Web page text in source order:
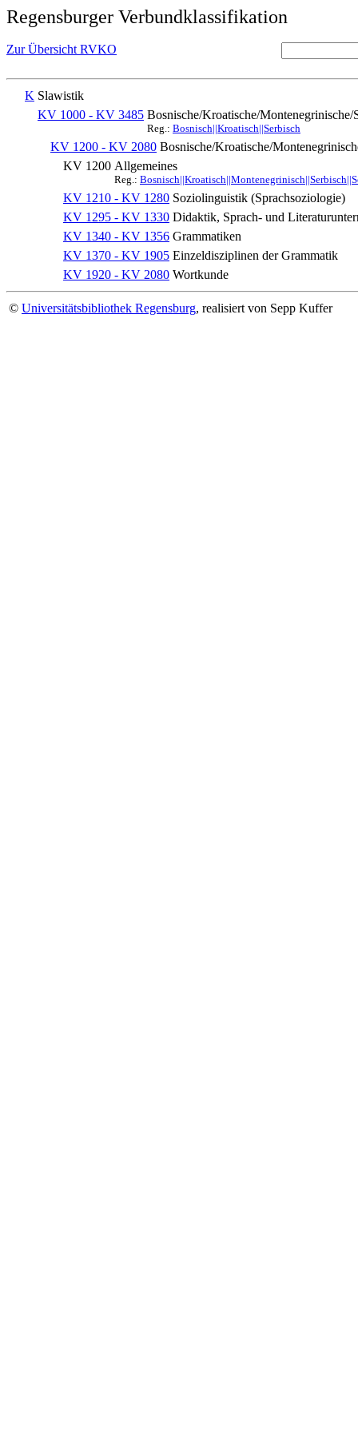
Regensburger Verbundklassifikation
Zur Übersicht RVKO
K Slawistik
KV 1000 - KV 3485 Bosnische/Kroatische/Montenegrinische/
Reg.: Bosnisch||Kroatisch||Serbisch
KV 1200 - KV 2080 Bosnische/Kroatische/
KV 1200 Allgemeines
Reg.:
KV 1210 - KV 1280 Soziolinguistik (Sprachsoziologie)
KV 1295 - KV 1330 Didaktik, Sprach- und
KV 1340 - KV 1356 Grammatiken
KV 1370 - KV 1905 Einzeldisziplinen der Grammatik
KV 1920 - KV 2080 Wortkunde
© Universitätsbibliothek Regensburg, realisiert von Sepp Kuffer